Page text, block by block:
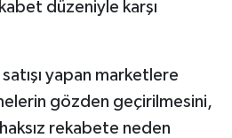
düzeniyle karşı
yapan marketlere
gözden geçirilmesini,
rekabete neden